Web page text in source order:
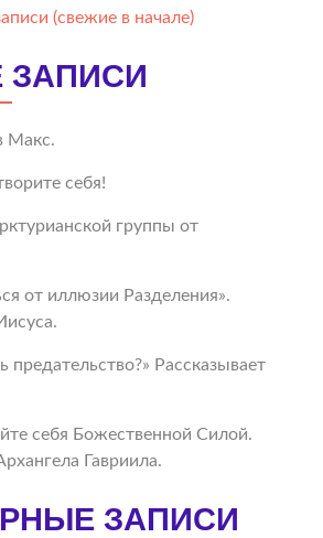
(свежие в начале)
ЗАПИСИ
Макс.
себя!
группы от
от иллюзии Разделения».
предательство?» Рассказывает
себя Божественной Силой.
Гавриила.
ЗАПИСИ